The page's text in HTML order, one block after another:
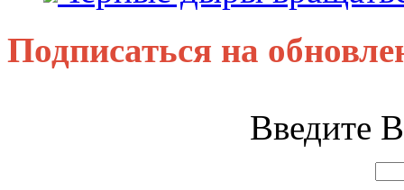
Подписаться на
Введите